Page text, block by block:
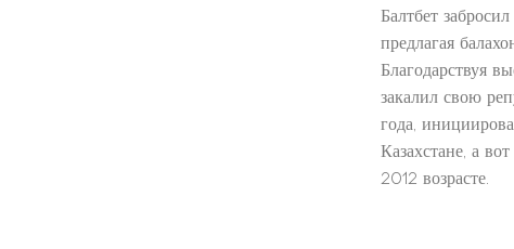
Балтбет
предлагая
Благодарствуя
закалил свою
года,
Казахстане, а
2012 возрасте.